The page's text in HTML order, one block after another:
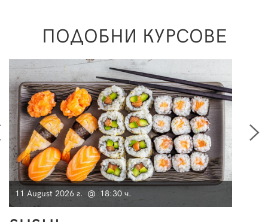
ПОДОБНИ КУРСОВЕ
11 August 2026 г. @ 18:30 ч.